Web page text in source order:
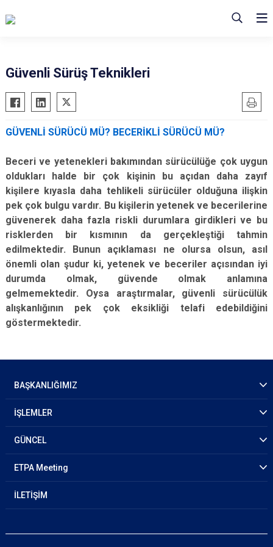
Güvenli Sürüş Teknikleri
GÜVENLİ SÜRÜCÜ MÜ? BECERİKLİ SÜRÜCÜ MÜ?
Beceri ve yetenekleri bakımından sürücülüğe çok uygun
oldukları halde bir çok kişinin bu açıdan daha zayıf
kişilere kıyasla daha tehlikeli sürücüler olduğuna ilişkin
pek çok bulgu vardır. Bu kişilerin yetenek ve becerilerine
güvenerek daha fazla riskli durumlara girdikleri ve bu
risklerden bir kısmının da gerçekleştiği tahmin
edilmektedir. Bunun açıklaması ne olursa olsun, asıl
önemli olan şudur ki, yetenek ve beceriler açısından iyi
durumda olmak, güvende olmak anlamına
gelmemektedir. Oysa araştırmalar, güvenli sürücülük
alışkanlığının pek çok eksikliği telafi edebildiğini
göstermektedir.
BAŞKANLIĞIMIZ
İŞLEMLER
GÜNCEL
ETPA Meeting
İLETİŞİM